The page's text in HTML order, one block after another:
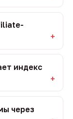
индекс
через